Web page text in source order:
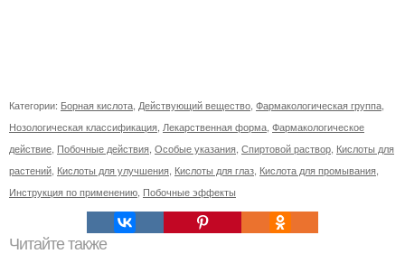
Категории: Борная кислота Действующий вещество Фармакологическая группа
Нозологическая классификация Лекарственная форма Фармакологическое
действие Побочные действия Особые указания Спиртовой раствор Кислоты для
растений Кислоты для улучшения Кислоты для глаз Кислота для промывания
Инструкция по применению Побочные эффекты
Читайте также